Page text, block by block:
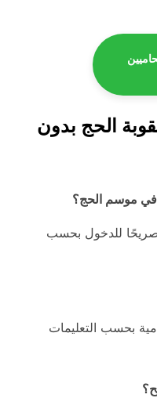
الحج بدون
موسم الحج؟
للدخول بحسب
بحسب التعليمات